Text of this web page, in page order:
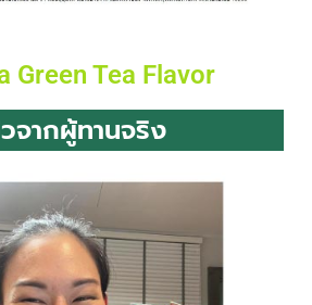
Green Tea Flavor
จากผู้ทานจริง